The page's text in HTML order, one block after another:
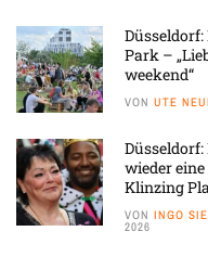
Park –
weekend“
VON UTE
wieder
Klinzing
VON INGO
2026